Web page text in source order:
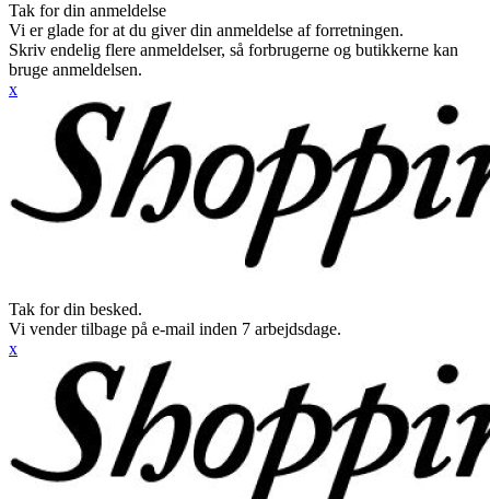
Tak for din anmeldelse
Vi er glade for at du giver din anmeldelse af forretningen.
Skriv endelig flere anmeldelser, så forbrugerne og butikkerne kan
bruge anmeldelsen.
x
Tak for din besked.
Vi vender tilbage på e-mail inden 7 arbejdsdage.
x